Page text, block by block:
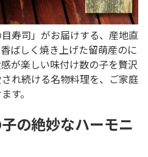
寿司」がお届けする、産地直
ばしく焼き上げた留萌産のに
が楽しい味付け数の子を贅沢
れ続ける名物料理を、ご家庭
す。
の絶妙なハーモニ